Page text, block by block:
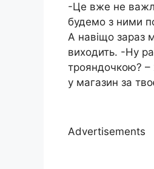
-Це вже не
будемо з ними
А навіщо зараз
виходить. -Ну
трояндочкою? –
у магазин за
Advertisements